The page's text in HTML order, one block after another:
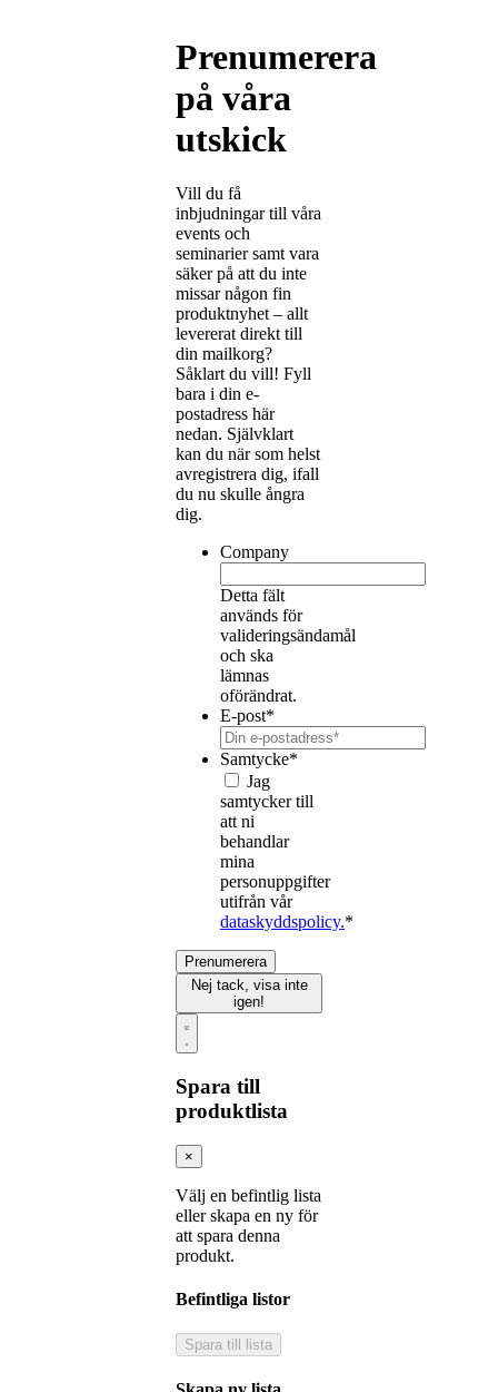
Prenumerera
på våra
utskick
Vill du få
inbjudningar till våra
events och
seminarier samt vara
säker på att du inte
missar någon fin
produktnyhet – allt
levererat direkt till
din mailkorg?
Såklart du vill! Fyll
bara i din e-
postadress här
nedan. Självklart
kan du när som helst
avregistrera dig, ifall
du nu skulle ångra
dig.
Company
Detta fält
används för
valideringsändamål
och ska
lämnas
oförändrat.
E-post*
Samtycke*
Jag
samtycker till
att ni
behandlar
mina
personuppgifter
utifrån vår
dataskyddspolicy.*
Prenumerera
Nej tack, visa inte
igen!
Spara till
produktlista
×
Välj en befintlig lista
eller skapa en ny för
att spara denna
produkt.
Befintliga listor
Spara till lista